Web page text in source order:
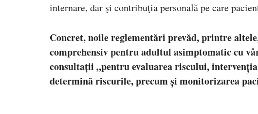
internare, dar şi contribuţia personală pe care
Concret, noile reglementări prevăd, printre
comprehensiv pentru adultul asimptomatic cu
consultații „pentru evaluarea riscului,
determină riscurile, precum și monitorizarea